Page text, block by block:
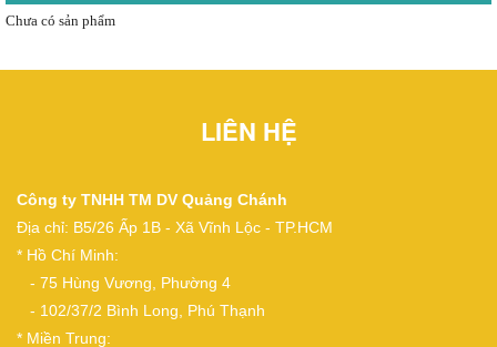
TIN TỨC
Chưa có sản phẩm
LIÊN HỆ
Công ty TNHH TM DV Quảng Chánh
Địa chỉ: B5/26 Ấp 1B - Xã Vĩnh Lộc - TP.HCM
* Hồ Chí Minh:
- 75 Hùng Vương, Phường 4
- 102/37/2 Bình Long, Phú Thạnh
* Miền Trung: